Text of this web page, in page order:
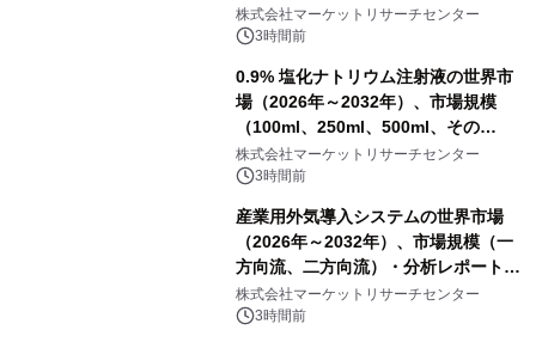
表
株式会社マーケットリサーチセンター
3時間前
0.9% 塩化ナトリウム注射液の世界市
場（2026年～2032年）、市場規模
（100ml、250ml、500ml、その
他）・分析レポートを発表
株式会社マーケットリサーチセンター
3時間前
産業用外気導入システムの世界市場
（2026年～2032年）、市場規模（一
方向流、二方向流）・分析レポートを
発表
株式会社マーケットリサーチセンター
3時間前